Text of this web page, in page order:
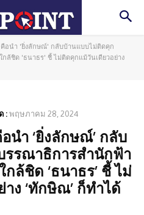
อนำ 'ยิ่งลักษณ์' กลับบ้านแบบไม่ติดคุก
ล้ชิด 'ธนาธร' ชี้ ไม่ติดคุกแม้วันเดียวอย่าง
:พฤษภาคม 28, 2024
นำ ‘ยิ่งลักษณ์’ กลับ
รณาธิการสำนักฟ้า
ล้ชิด ‘ธนาธร’ ชี้ ไม่
ง ‘ทักษิณ’ ก็ทำได้